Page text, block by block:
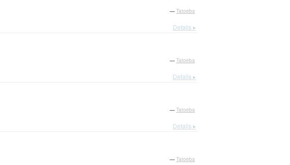
— Tatoeba
Details ▸
— Tatoeba
Details ▸
— Tatoeba
Details ▸
— Tatoeba